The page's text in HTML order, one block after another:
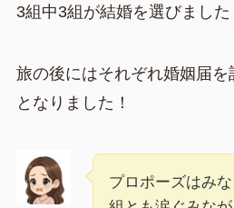
3組中3組が結婚を選びました
旅の後にはそれぞれ婚姻届
となりました！
プロポーズはみ